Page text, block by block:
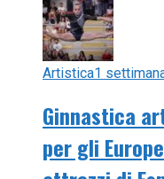
Artistica1
Ginnastica
per gli